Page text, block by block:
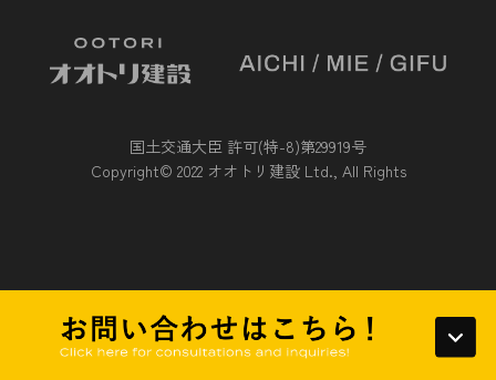
目，共同して利用する者の範囲，利用する者の利用目的およ
び当該個人情報の管理について責任を有する者の氏名または
名称について，あらかじめ本人に通知し，または本人が容易
第５条（個人情報の開示）
を開示しないこともあり，開示しない決定をした場合には，
その旨を遅滞なく通知します。なお，個人情報の開示に際し
ては，１件あたり１，０００円の手数料を申し受けます。
（1）本人または第三者の生命，身体，財産その他の権利利
国土交通大臣 許可(特-8)第29919号
Copyright© 2022 オオトリ建設 Ltd., All Rights